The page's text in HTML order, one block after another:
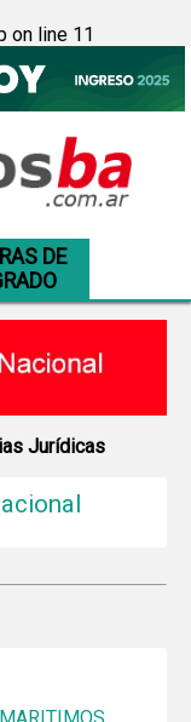
on line 11
DE
Jurídicas